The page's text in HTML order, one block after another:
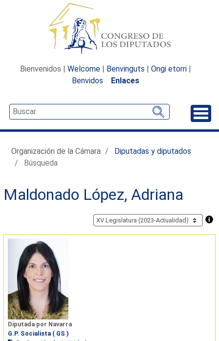
Bienvenidos | Welcome | Benvinguts | Ongi etorri |
Benvidos
Enlaces
Organización de la Cámara
Diputadas y diputados
Búsqueda
Maldonado López, Adriana
Diputada por Navarra
G.P. Socialista ( GS )